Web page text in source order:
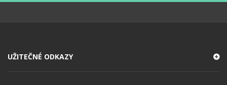
UŽITEČNÉ ODKAZY